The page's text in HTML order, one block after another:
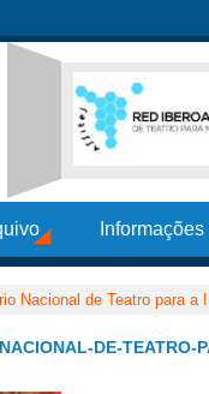
Nacional de Teatro para a
DE-TEATRO-